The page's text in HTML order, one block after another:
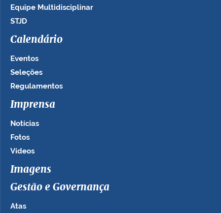
Equipe Multidisciplinar
STJD
Calendário
Eventos
Seleções
Regulamentos
Imprensa
Notícias
Fotos
Vídeos
Imagens
Gestão e Governança
Atas